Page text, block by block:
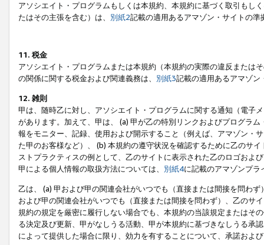
アソシエイト・プログラムもしくは本規約、本規約に基づく取引もし
たはその主張を含む）は、 別紙2記載の適用あるアマゾン・サイトの
11. 税金
アソシエイト・プログラムまたは本規約（本規約の実際の違反または
の関係に関する税金および関連義務は、 別紙3記載の適用あるアマゾン
12. 雑則
甲は、随時乙に対し、アソシエイト・プログラムに関する通知（電子
があります。加えて、甲は、 (a) 甲が乙の特別リンクおよびプログラ
報をモニター、記録、使用および開示すること（例えば、アマゾン・
た甲のお客様など）、 (b) 本規約の遵守状況を確認するために乙のサ
ストプラクティスの例として、乙のサイトに表示された乙のロゴおよ
甲による個人情報の取扱方法については、 別紙4に記載のアマゾンプ
乙は、 (a) 甲および甲の関連会社がいつでも（直接または間接を問わ
および甲の関連会社がいつでも（直接または間接を問わず）、乙のサ
規約の規定を厳密に履行しない場合でも、本規約の当該規定またはそ
る決定及び更新、甲がなしうる活動、甲が本規約に基づきなしうる承
によって提供した場合に限り、効力を有することについて、承諾およ